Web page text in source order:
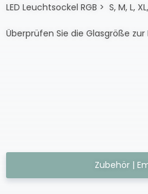
LED Leuchtsockel RGB > S, M, L,
Überprüfen Sie die Glasgröße zur
Zubehör |